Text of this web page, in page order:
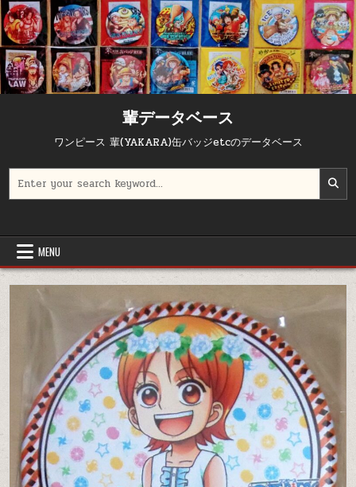
輩データベース
ワンピース 輩(YAKARA)缶バッジetcのデータベース
MENU